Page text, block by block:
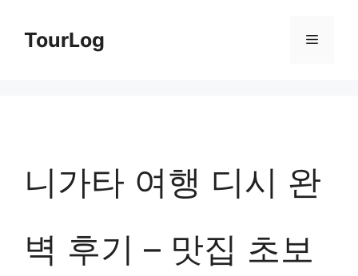
TourLog 메
니가타 여행 디시 완
벽 후기 – 맛집 초보